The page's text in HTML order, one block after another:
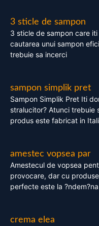
3 sticle de sampon
3 sticle de sampon care
cautarea unui sampon
trebuie sa incerci
sampon simplik pret
Sampon Simplik Pret Iti
stralucitor? Atunci trebuie
produs este fabricat in
amestec vopsea par
Amestecul de vopsea
provocare, dar cu
perfecte este la
crema elea